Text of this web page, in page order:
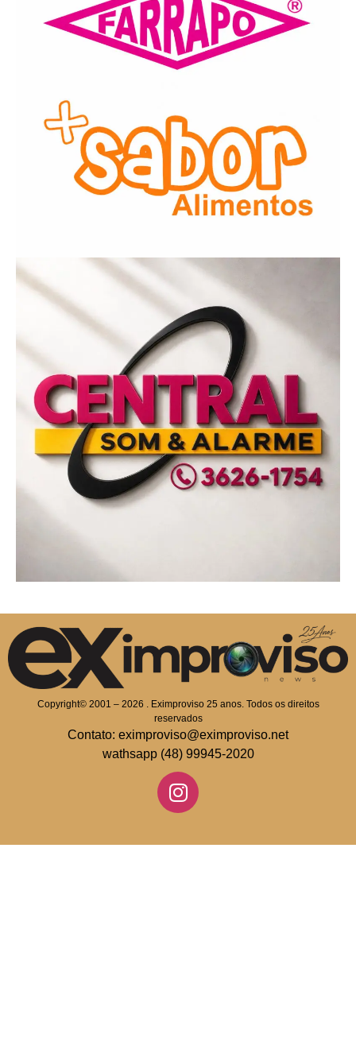
Copyright© 2001 – 2026 . Eximproviso 25 anos. Todos os direitos
reservados
Contato: eximproviso@eximproviso.net
wathsapp (48) 99945-2020